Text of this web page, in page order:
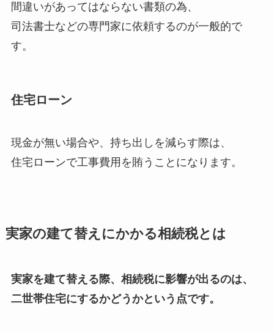
間違いがあってはならない書類の為、
司法書士などの専門家に依頼するのが一般的で
す。
住宅ローン
現金が無い場合や、持ち出しを減らす際は、
住宅ローンで工事費用を賄うことになります。
実家の建て替えにかかる相続税とは
実家を建て替える際、相続税に影響が出るのは、
二世帯住宅にするかどうかという点です。